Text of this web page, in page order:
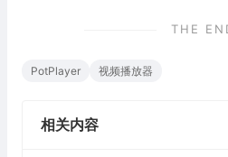
THE
PotPlayer 视频播放器
相关内容